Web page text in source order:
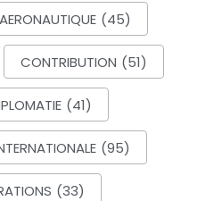
AERONAUTIQUE (45)
CONTRIBUTION (51)
(41)
(95)
(33)